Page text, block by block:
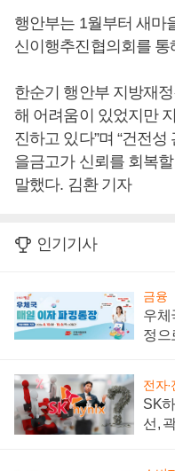
행안부는 1월부터 새마
신이행추진협의회를
한순기 행안부 지방재
해 어려움이 있었지만
진하고 있다”며 “건전
을금고가 신뢰를 회복
말했다. 김환 기자
인기기사
금융
우체
정으
전자·
SK
선,